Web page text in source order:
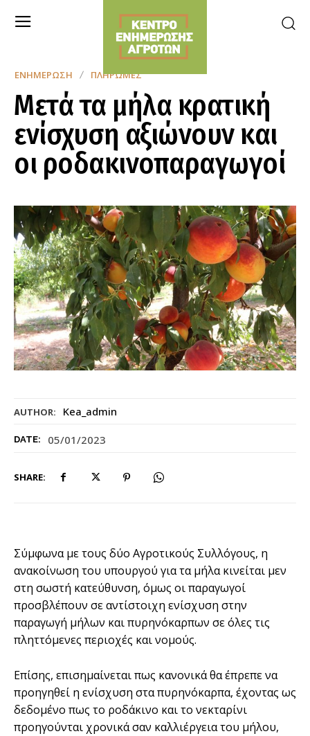
AUTHOR: Kea_admin
DATE: 05/01/2023
SHARE:
ΕΝΗΜΈΡΩΣΗ ΠΛΗΡΩΜΈΣ
Μετά τα μήλα κρατική
ενίσχυση αξιώνουν και
οι ροδακινοπαραγωγοί
Σύμφωνα με τους δύο Αγροτικούς Συλλόγους, η
ανακοίνωση του υπουργού για τα μήλα κινείται μεν
στη σωστή κατεύθυνση, όμως οι παραγωγοί
προσβλέπουν σε αντίστοιχη ενίσχυση στην
παραγωγή μήλων και πυρηνόκαρπων σε όλες τις
πληττόμενες περιοχές και νομούς.
Επίσης, επισημαίνεται πως κανονικά θα έπρεπε να
προηγηθεί η ενίσχυση στα πυρηνόκαρπα, έχοντας ως
δεδομένο πως το ροδάκινο και το νεκταρίνι
προηγούνται χρονικά σαν καλλιέργεια του μήλου,